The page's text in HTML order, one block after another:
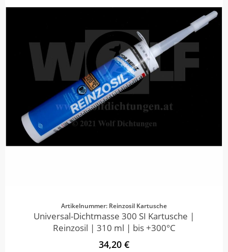
Artikelnummer: Reinzosil Kartusche
Universal-Dichtmasse 300 SI Kartusche |
Reinzosil | 310 ml | bis +300°C
34,20 €